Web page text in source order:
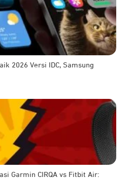
2026 Versi IDC, Samsung
Garmin CIRQA vs Fitbit Air: